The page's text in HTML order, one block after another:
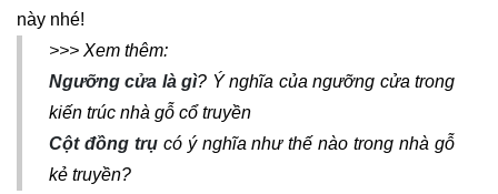
này nhé!
>>> Xem thêm:
Ngưỡng cửa là gì? Ý nghĩa của ngưỡng cửa trong
kiến trúc nhà gỗ cổ truyền
Cột đồng trụcó ý nghĩa như thế nào trong nhà gỗ
kẻ truyền?